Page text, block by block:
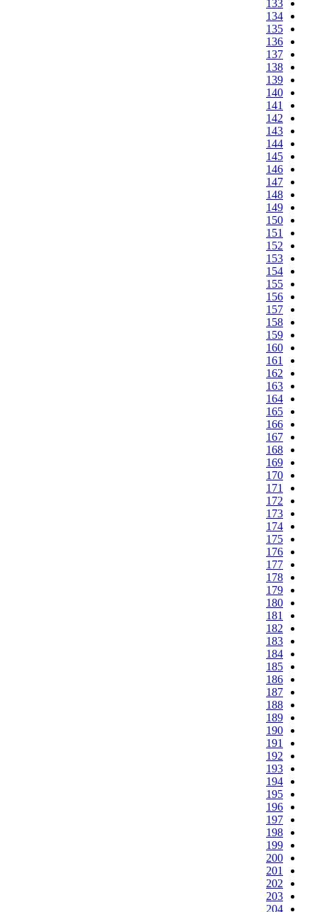
133
134
135
136
137
138
139
140
141
142
143
144
145
146
147
148
149
150
151
152
153
154
155
156
157
158
159
160
161
162
163
164
165
166
167
168
169
170
171
172
173
174
175
176
177
178
179
180
181
182
183
184
185
186
187
188
189
190
191
192
193
194
195
196
197
198
199
200
201
202
203
204